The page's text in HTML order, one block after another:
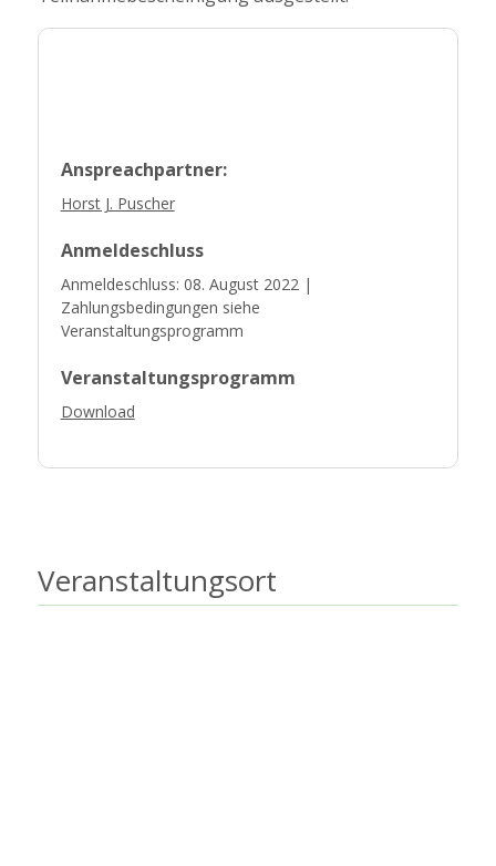
Anspreachpartner:
Horst J. Puscher
Anmeldeschluss
Anmeldeschluss: 08. August 2022 |
Zahlungsbedingungen siehe
Veranstaltungsprogramm
Veranstaltungsprogramm
Download
Veranstaltungsort